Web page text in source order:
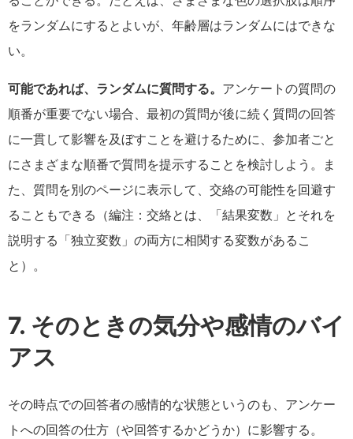
をランダムにするとよいが、年齢層はランダムにはできな
い。
可能であれば、ランダムに質問する。 アンケートの質問の
順番が重要でない場合、最初の質問が後に続く質問の回答
に一貫して影響を及ぼすことを避けるために、参加者ごと
にさまざまな順番で質問を提示することを検討しよう。ま
た、質問を別のページに表示して、交絡の可能性を回避す
ることもできる（編注：交絡とは、「結果変数」とそれを
説明する「独立変数」の両方に相関する変数があるこ
と）。
7. そのときの気分や感情のバイ
アス
その時点での回答者の感情的な状態というのも、アンケー
トへの回答の仕方（や回答するかどうか）に影響する。